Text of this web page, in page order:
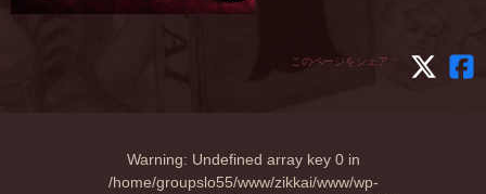
このページをシェア：
Warning: Undefined array key 0 in
/home/groupslo55/www/zikkai/www/wp-